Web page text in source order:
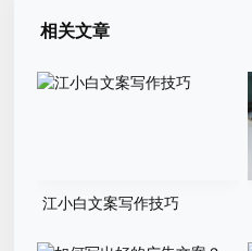
相关文章
江小白文案写作技巧